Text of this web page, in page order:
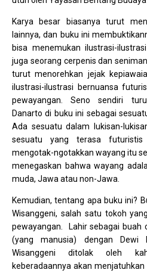
Karya besar biasanya turut
lainnya, dan buku ini
bisa menemukan ilustrasi-
juga seorang cerpenis dan
turut menorehkan jejak
ilustrasi-ilustrasi bernuansa
pewayangan. Seno sendiri
Danarto di buku ini sebagai
Ada sesuatu dalam lukisan-
sesuatu yang terasa futuristis
mengotak-ngotakkan wayang itu
menegaskan bahwa wayang
muda, Jawa atau non-Jawa.
Kemudian, tentang apa buku ini?
Wisanggeni, salah satu tokoh
pewayangan. Lahir sebagai buah
(yang manusia) dengan Dewi
Wisanggeni ditolak oleh
keberadaannya akan